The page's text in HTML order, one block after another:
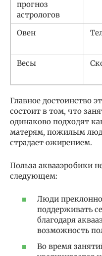
прогноз
астрологов
Овен
Весы
Главное достоинство
состоит в том, что
одинаково подходят
матерям, пожилым
страдает ожирением.
Польза аквааэробики
следующем:
Люди
поддерживать
благодаря
возможность
Во время